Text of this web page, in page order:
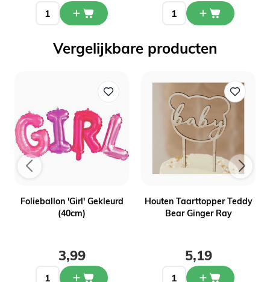
Vergelijkbare producten
Folieballon 'Girl' Gekleurd
(40cm)
3,99
Houten Taarttopper Teddy
Bear Ginger Ray
5,19